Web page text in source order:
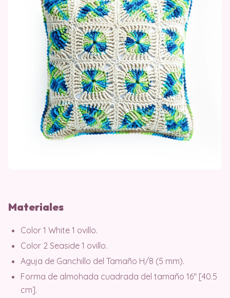
Materiales
Color 1 White 1 ovillo.
Color 2 Seaside 1 ovillo.
Aguja de Ganchillo del Tamaño H/8 (5 mm).
Forma de almohada cuadrada del tamaño 16″ [40.5
cm].